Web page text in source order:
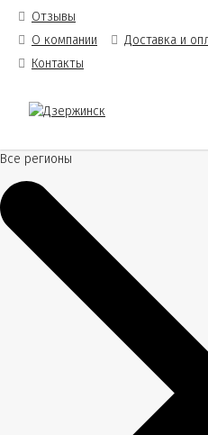
Отзывы
О компании
Доставка и
Контакты
Все регионы